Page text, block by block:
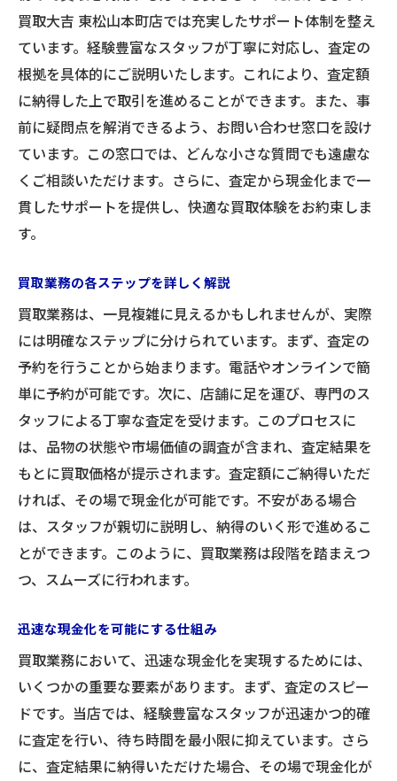
買取大吉 東松山本町店では充実したサポート体制を整え
ています。経験豊富なスタッフが丁寧に対応し、査定の
根拠を具体的にご説明いたします。これにより、査定額
に納得した上で取引を進めることができます。また、事
前に疑問点を解消できるよう、お問い合わせ窓口を設け
ています。この窓口では、どんな小さな質問でも遠慮な
くご相談いただけます。さらに、査定から現金化まで一
貫したサポートを提供し、快適な買取体験をお約束しま
す。
買取業務の各ステップを詳しく解説
買取業務は、一見複雑に見えるかもしれませんが、実際
には明確なステップに分けられています。まず、査定の
予約を行うことから始まります。電話やオンラインで簡
単に予約が可能です。次に、店舗に足を運び、専門のス
タッフによる丁寧な査定を受けます。このプロセスに
は、品物の状態や市場価値の調査が含まれ、査定結果を
もとに買取価格が提示されます。査定額にご納得いただ
ければ、その場で現金化が可能です。不安がある場合
は、スタッフが親切に説明し、納得のいく形で進めるこ
とができます。このように、買取業務は段階を踏まえつ
つ、スムーズに行われます。
迅速な現金化を可能にする仕組み
買取業務において、迅速な現金化を実現するためには、
いくつかの重要な要素があります。まず、査定のスピー
ドです。当店では、経験豊富なスタッフが迅速かつ的確
に査定を行い、待ち時間を最小限に抑えています。さら
に、査定結果に納得いただけた場合、その場で現金化が